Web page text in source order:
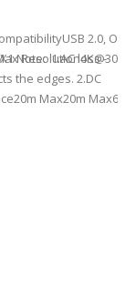
Max20m
2.0,
Note: 1.AC loss -
the edges. 2.DC